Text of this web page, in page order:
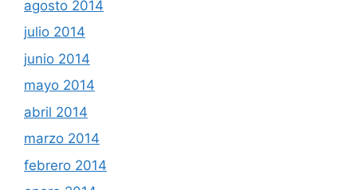
agosto 2014
julio 2014
junio 2014
mayo 2014
abril 2014
marzo 2014
febrero 2014